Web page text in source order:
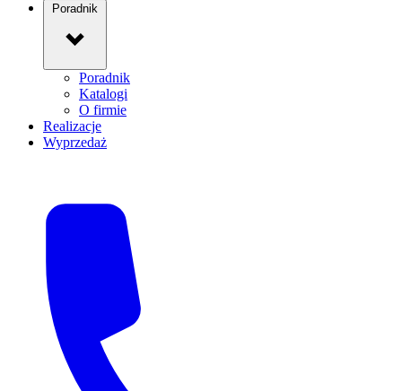
Poradnik
Poradnik
Katalogi
O firmie
Realizacje
Wyprzedaż